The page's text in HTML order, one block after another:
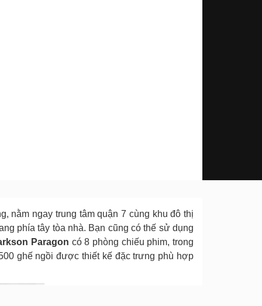
nằm ngay trung tâm quận 7 cùng khu đô thị
phía tây tòa nhà. Bạn cũng có thế sử dụng
Paragon có 8 phòng chiếu phim, trong
ghế ngồi được thiết kế đặc trưng phù hợp